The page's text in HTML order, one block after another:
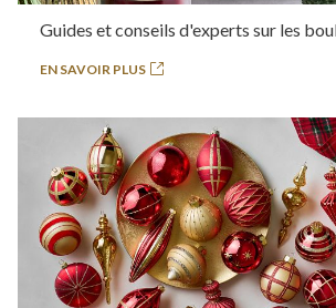
Guides et conseils d'experts sur les
EN SAVOIR PLUS